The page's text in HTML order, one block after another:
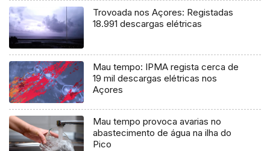
Trovoada nos Açores: Registadas
18.991 descargas elétricas
Mau tempo: IPMA regista cerca de
19 mil descargas elétricas nos
Açores
Mau tempo provoca avarias no
abastecimento de água na ilha do
Pico